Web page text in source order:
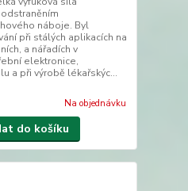
náboje. Byl
při stálých aplikacích na
a nářadích v
elektronice,
a při výrobě lékařskýc...
Na objednávku
do košíku